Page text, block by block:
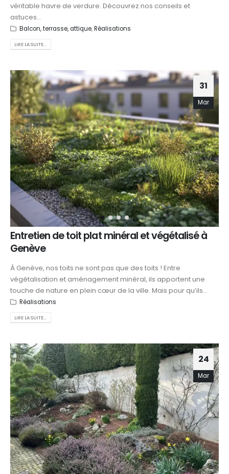
véritable havre de verdure. Découvrez nos conseils et
astuces...
Balcon, terrasse, attique,Réalisations
LIRE LA SUITE...
31
Mar
Entretien de toit plat minéral et végétalisé à
Genève
À Genève, nos toits ne sont pas que des toits ! Entre
végétalisation et aménagement minéral, ils apportent une
touche de nature en plein cœur de la ville. Mais pour qu’ils...
Réalisations
LIRE LA SUITE...
24
Mar